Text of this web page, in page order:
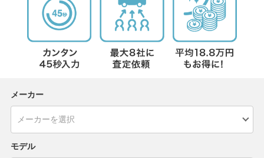
メーカー
モデル